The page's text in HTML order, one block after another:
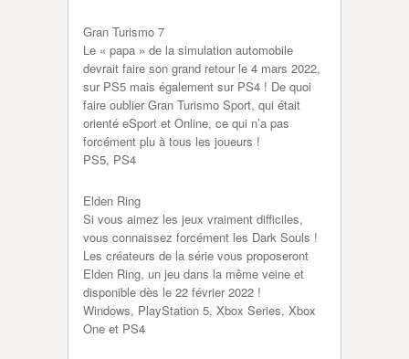
Gran Turismo 7
Le « papa » de la simulation automobile
devrait faire son grand retour le 4 mars 2022,
sur PS5 mais également sur PS4 ! De quoi
faire oublier Gran Turismo Sport, qui était
orienté eSport et Online, ce qui n’a pas
forcément plu à tous les joueurs !
PS5, PS4
Elden Ring
Si vous aimez les jeux vraiment difficiles,
vous connaissez forcément les Dark Souls !
Les créateurs de la série vous proposeront
Elden Ring, un jeu dans la même veine et
disponible dès le 22 février 2022 !
Windows, PlayStation 5, Xbox Series, Xbox
One et PS4